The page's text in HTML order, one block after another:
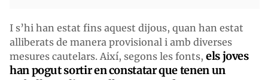
I s’hi han estat fins aquest dijous, quan han estat
alliberats de manera provisional i amb diverses
mesures cautelars. Així, segons les fonts, els joves
han pogut sortir en constatar que tenen un